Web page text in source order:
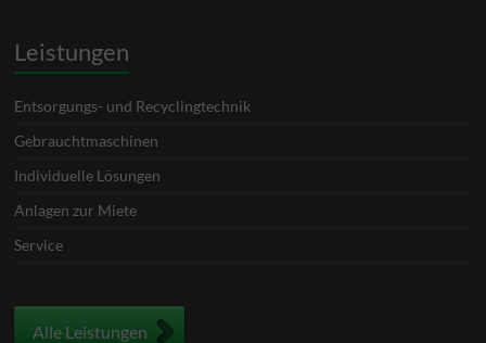
Leistungen
Entsorgungs- und Recyclingtechnik
Gebrauchtmaschinen
Individuelle Lösungen
Anlagen zur Miete
Service
Alle Leistungen